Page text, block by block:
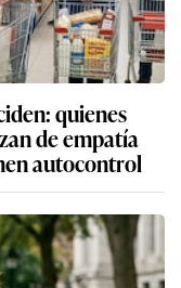
quienes
de empatía
autocontrol